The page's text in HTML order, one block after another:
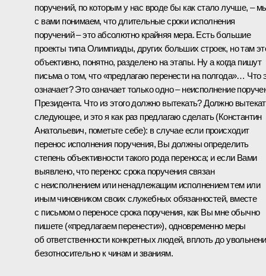
поручений, по которым у нас вроде бы как стало лучше, –
с вами понимаем, что длительные сроки исполнения
поручений – это абсолютно крайняя мера. Есть большие
проекты типа Олимпиады, других больших строек, но там
объективно, понятно, разделено на этапы. Ну а когда пишут
письма о том, что «предлагаю перенести на полгода»… Что
означает? Это означает только одно – неисполнение
Президента. Что из этого должно вытекать? Должно
следующее, и это я как раз предлагаю сделать (Константин
Анатольевич, пометьте себе): в случае если происходит
перенос исполнения поручения, Вы должны определить
степень объективности такого рода переноса; и если Вами
выявлено, что перенос срока поручения связан
с неисполнением или ненадлежащим исполнением тем или
иным чиновником своих служебных обязанностей, вместе
с письмом о переносе срока поручения, как Вы мне обычно
пишете («предлагаем перенести»), одновременно меры
об ответственности конкретных людей, вплоть до
безотносительно к чинам и званиям.